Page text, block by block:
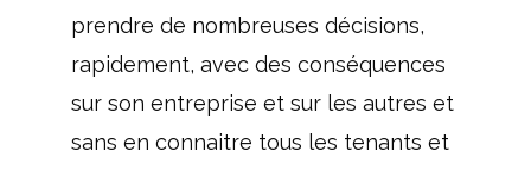
prendre de nombreuses décisions,
rapidement, avec des conséquences
sur son entreprise et sur les autres et
sans en connaitre tous les tenants et